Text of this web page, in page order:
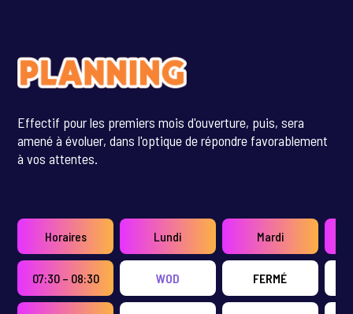
Effectif pour les premiers mois d'ouverture, puis, sera
amené à évoluer, dans l'optique de répondre favorablement
à vos attentes.
Horaires Lundi Mardi
07:30 – 08:30 WOD FERMÉ